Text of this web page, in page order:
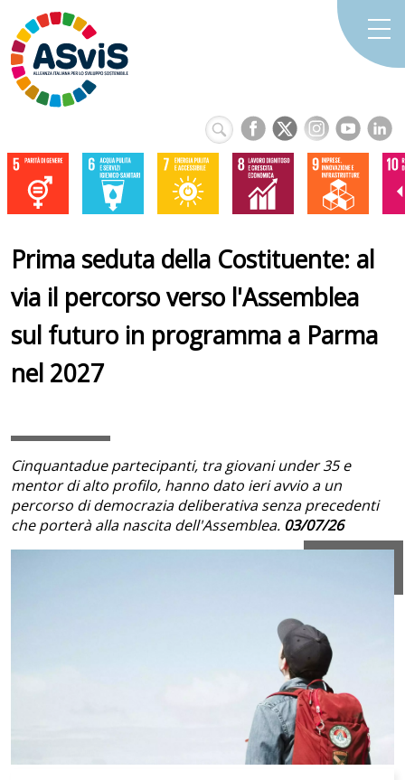
Prima seduta della Costituente: al
via il percorso verso l'Assemblea
sul futuro in programma a Parma
nel 2027
Cinquantadue partecipanti, tra giovani under 35 e
mentor di alto profilo, hanno dato ieri avvio a un
percorso di democrazia deliberativa senza precedenti
che porterà alla nascita dell'Assemblea. 03/07/26